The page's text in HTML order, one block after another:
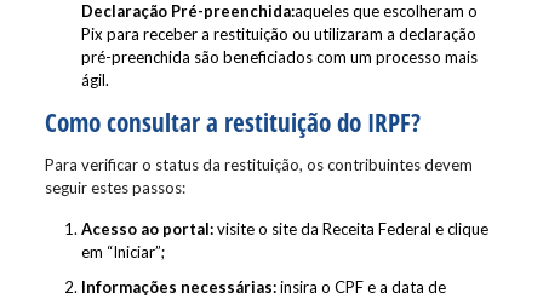
Declaração Pré-preenchida:aqueles que escolheram o
Pix para receber a restituição ou utilizaram a declaração
pré-preenchida são beneficiados com um processo mais
ágil.
Como consultar a restituição do IRPF?
Para verificar o status da restituição, os contribuintes devem
seguir estes passos:
Acesso ao portal:visite o site da Receita Federal e clique
em “Iniciar”;
Informações necessárias:insira o CPF e a data de